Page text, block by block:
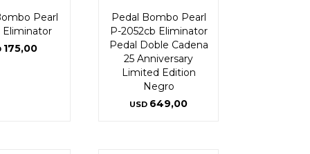
Pearl
Eliminator
175,00
Pedal Bombo Pearl
P-2052cb Eliminator
Pedal Doble Cadena
25 Anniversary
Limited Edition
Negro
USD 649,00